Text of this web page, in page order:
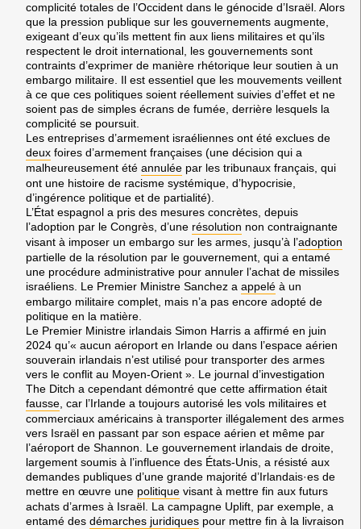
complicité totales de l’Occident dans le génocide d’Israël. Alors
que la pression publique sur les gouvernements augmente,
exigeant d’eux qu’ils mettent fin aux liens militaires et qu’ils
respectent le droit international, les gouvernements sont
contraints d’exprimer de manière rhétorique leur soutien à un
embargo militaire. Il est essentiel que les mouvements veillent
à ce que ces politiques soient réellement suivies d’effet et ne
soient pas de simples écrans de fumée, derrière lesquels la
complicité se poursuit.
Les entreprises d’armement israéliennes ont été exclues de
deux foires d’armement françaises (une décision qui a
malheureusement été annulée par les tribunaux français, qui
ont une histoire de racisme systémique, d’hypocrisie,
d’ingérence politique et de partialité).
L’État espagnol a pris des mesures concrètes, depuis
l’adoption par le Congrès, d’une résolution non contraignante
visant à imposer un embargo sur les armes, jusqu’à l’adoption
partielle de la résolution par le gouvernement, qui a entamé
une procédure administrative pour annuler l’achat de missiles
israéliens. Le Premier Ministre Sanchez a appelé à un
embargo militaire complet, mais n’a pas encore adopté de
politique en la matière.
Le Premier Ministre irlandais Simon Harris a affirmé en juin
2024 qu’« aucun aéroport en Irlande ou dans l’espace aérien
souverain irlandais n’est utilisé pour transporter des armes
vers le conflit au Moyen-Orient ». Le journal d’investigation
The Ditch a cependant démontré que cette affirmation était
fausse , car l’Irlande a toujours autorisé les vols militaires et
commerciaux américains à transporter illégalement des armes
vers Israël en passant par son espace aérien et même par
l’aéroport de Shannon. Le gouvernement irlandais de droite,
largement soumis à l’influence des États-Unis, a résisté aux
demandes publiques d’une grande majorité d’Irlandais·es de
mettre en œuvre une politique visant à mettre fin aux futurs
achats d’armes à Israël. La campagne Uplift, par exemple, a
entamé des démarches juridiques pour mettre fin à la livraison